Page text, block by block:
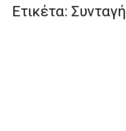
Ετικέτα: Συνταγή